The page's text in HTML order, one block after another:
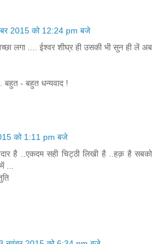
2015 को 12:24 pm बजे
लगा .... ईश्वर शीघ्र ही उसकी भी सुन ही लें अब
बहुत - बहुत धन्यवाद !
को 1:11 pm बजे
है ..एकदम सही चिट्ठी लिखी है ..हक़ है सबको
...